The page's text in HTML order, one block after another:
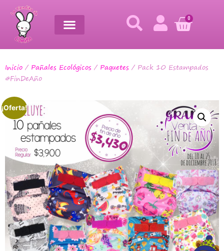
0
Inicio / Pañales Ecológicos / Paquetes / Pack 10 Estampados
#FinDeAño
¡Oferta!